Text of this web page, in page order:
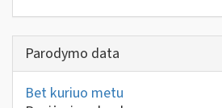
Parodymo data
Bet kuriuo metu